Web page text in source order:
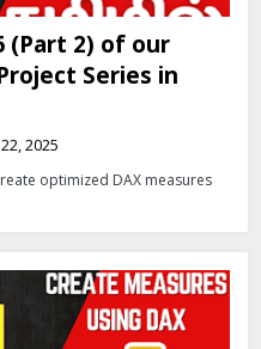
(Part 2) of our
Series in
2025
optimized DAX measures